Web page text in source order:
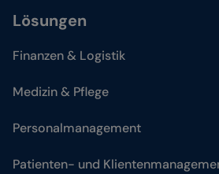
Lösungen
Finanzen & Logistik
Medizin & Pflege
Personalmanagement
Patienten- und